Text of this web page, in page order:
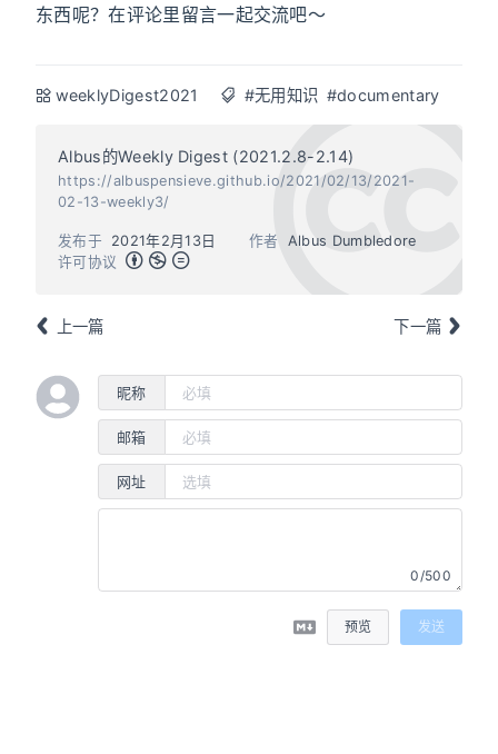
东西呢？在评论里留言一起交流吧～
weeklyDigest2021 #无用知识 #documentary
Albus的Weekly Digest (2021.2.8-2.14)
https://albuspensieve.github.io/2021/02/13/2021-
02-13-weekly3/
作者 Albus Dumbledore
发布于
2021年2月13日
许可协议
上一篇 下一篇
昵称
邮箱
网址
0/500
预览 发送